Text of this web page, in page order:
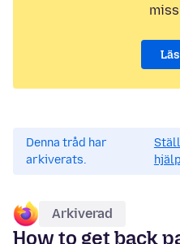
Denna tråd har
arkiverats.
Arkiverad
How to get back